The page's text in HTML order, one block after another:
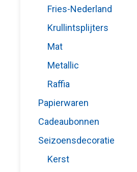
Fries-Nederland
Krullintsplijters
Mat
Metallic
Raffia
Papierwaren
Cadeaubonnen
Seizoensdecoratie
Kerst